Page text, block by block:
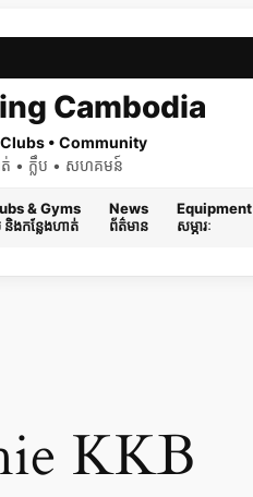
Cambodia
• Community
ាត់ • ក្លឹប • សហគមន៍
& Gyms
និងកន្លែងហាត់
News
ព័ត៌មាន
Equipment
សម្ភារៈ
KKB